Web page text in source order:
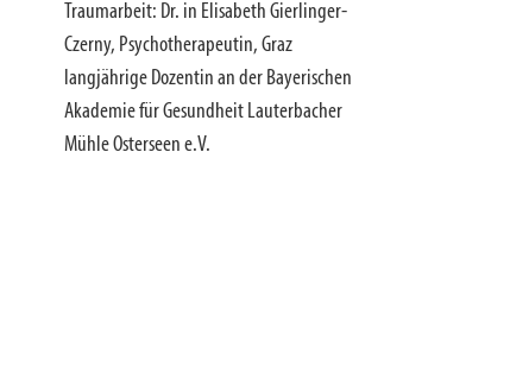
Traumarbeit: Dr. in Elisabeth Gierlinger-
Czerny, Psychotherapeutin, Graz
langjährige Dozentin an der Bayerischen
Akademie für Gesundheit Lauterbacher
Mühle Osterseen e.V.